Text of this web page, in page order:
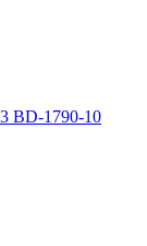
BD-1790-10